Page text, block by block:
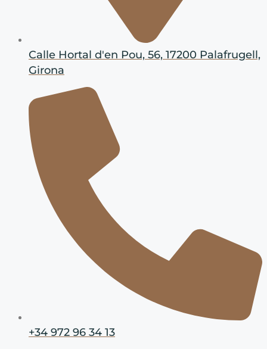
Calle Hortal d'en Pou, 56, 17200 Palafrugell,
Girona
+34 972 96 34 13